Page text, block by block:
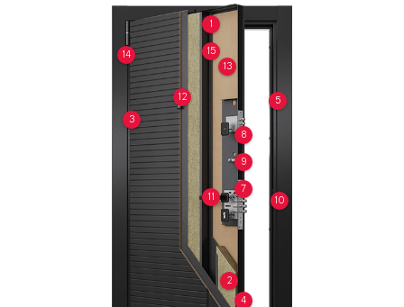
1
2
3
4
5
7
8
9
10
11
12
13
14 15